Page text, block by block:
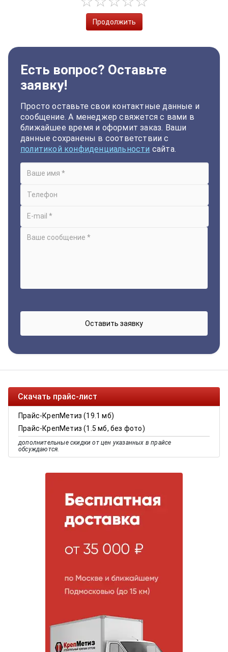
Продолжить
Есть вопрос? Оставьте
заявку!
Просто оставьте свои контактные данные и
сообщение. А менеджер свяжется с вами в
ближайшее время и оформит заказ. Ваши
данные сохранены в соответствии с
политикой конфиденциальности сайта.
Скачать прайс-лист
Прайс-КрепМетиз (19.1 мб)
Прайс-КрепМетиз (1.5 мб, без фото)
дополнительные скидки от цен указанных в прайсе
обсуждаются.